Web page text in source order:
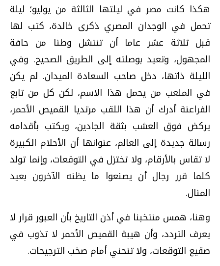
هكذا كانت مصر في ليلتها الثالثة من يوليو؛ ليلة
تحمل في الوجدان المصري ذكرى خالدة، كتب لها
قبل ثلاثة عشر عاما أن تنتشل وطنا من حافة
المجهول، وتعيد بوصلته إلى الطريق الصحيح. وفي
الليلة ذاتها، دخل صاحب السعادة الميدان. لم يكن
في الملعب من يحمل هذا الاسم، لكن كل من تابع
الفراعنة أدرك أن هذا اللقب مرتديا القميص الأحمر،
يركض فوق العشب بثقة الجادين، ويكتب بأقدامه
رسالة جديدة إلى العالم، عنوانها أن الأحلام الكبيرة
لا تقاس بالأرقام، ولا تختزل في التوقعات، وإنما تولد
كلما قرر رجال أن يصنعوا ما يظنه الآخرون بعيد
المنال.
وهنا، همس منتخبنا في أذن التاريخ بأن العبور قرار لا
يعرف التردد، وأن هيبة القميص الأحمر لا تذوب في
صقيع التوقعات، ولا تنحني أمام صخب الترجيحات.